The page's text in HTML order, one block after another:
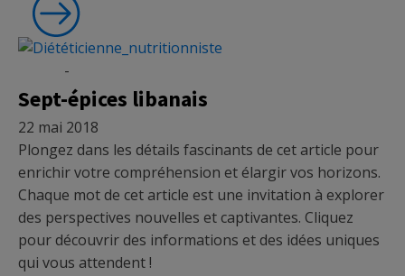
-
Sept-épices libanais
22 mai 2018
Plongez dans les détails fascinants de cet article pour
enrichir votre compréhension et élargir vos horizons.
Chaque mot de cet article est une invitation à explorer
des perspectives nouvelles et captivantes. Cliquez
pour découvrir des informations et des idées uniques
qui vous attendent !